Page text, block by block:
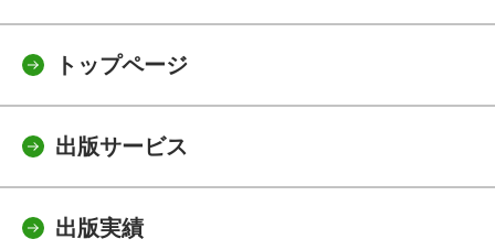
トップページ
出版サービス
出版実績